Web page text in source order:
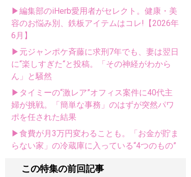
▶編集部のiHerb愛用者がセレクト。健康・美
容のお悩み別、鉄板アイテムはコレ!【2026年
6月】
▶元ジャンポケ斉藤に求刑7年でも、妻は翌日
に“楽しすぎた“と投稿。「その神経がわから
ん」と騒然
▶タイミーの“激レア”オフィス案件に40代主
婦が挑戦。「簡単な事務」のはずが突然パワ
ポを任された結果
▶食費が月3万円変わることも。「お金が貯ま
らない家」の冷蔵庫に入っている“4つのもの”
この特集の前回記事